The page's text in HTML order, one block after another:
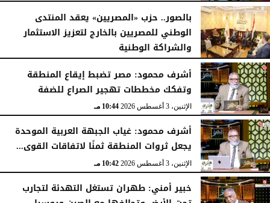
الأربعاء، 5 أغسطس 2026
بالصور.. حزب «المصريين» يعقد المنتدى
الوطني للمصريين بالخارج لتعزيز الاستثمار
والشراكة الوطنية
الثلاثاء، 4 أغسطس 2026
أشرف محمود: مصر تضبط إيقاع المنطقة
وتفكك مخططات تهجير الصراع للضفة
الإثنين، 3 أغسطس 2026 10:44 مـ
أشرف محمود: غياب الجبهة العربية الموحدة
يجعل ثروات المنطقة ثمنًا لاتفاقات القوى...
الإثنين، 3 أغسطس 2026 10:42 مـ
خبير أمني: طهران تستغل التهدئة لتجارب